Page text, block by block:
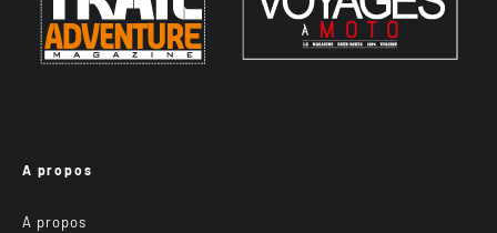
A propos
A propos